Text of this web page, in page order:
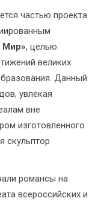
частью проекта
Мир», целью
великих
Данный
увлекая
вне
изготовленного
скульптор
романсы на
всероссийских и